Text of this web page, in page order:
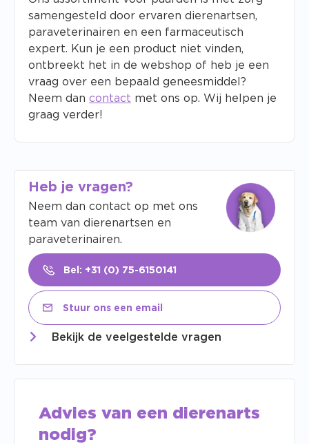
samengesteld door ervaren dierenartsen,
paraveterinairen en een farmaceutisch
expert. Kun je een product niet vinden,
ontbreekt het in de webshop of heb je een
vraag over een bepaald geneesmiddel?
Neem dan contact met ons op. Wij helpen je
graag verder!
Heb je vragen?
Neem dan contact op met ons
team van dierenartsen en
paraveterinairen.
Bel: +31 (0) 75-6150141
Stuur ons een email
Bekijk de veelgestelde vragen
Advies van een dierenarts
nodig?